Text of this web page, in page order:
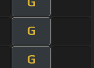
G
G